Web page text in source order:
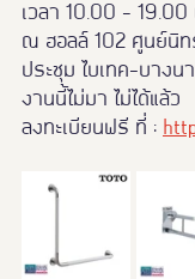
เวลา 10.00 – 19.00
ณ ฮอลล์ 102 ศูนย์นิท
ประชุม ไบเทค-บางน
งานนี้ไม่มา ไม่ได้แล้ว
ลงทะเบียนฟรี ที่ :